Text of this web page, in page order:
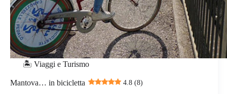
🏝️ Viaggi e Turismo
Mantova… in bicicletta 4.8 (8)